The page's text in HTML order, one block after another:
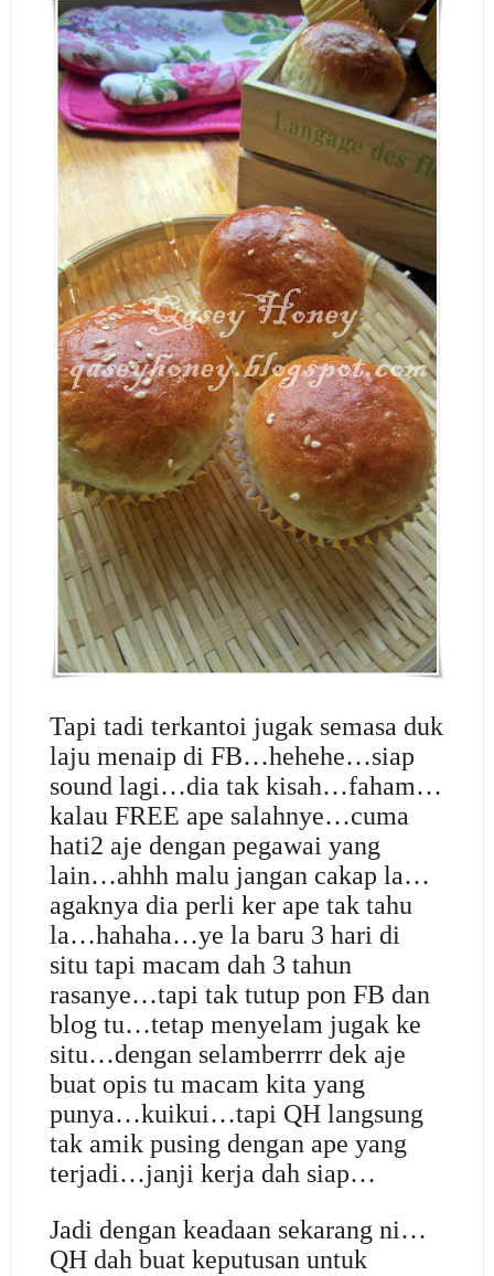
Tapi tadi terkantoi jugak semasa duk
laju menaip di FB…hehehe…siap
sound lagi…dia tak kisah…faham…
kalau FREE ape salahnye…cuma
hati2 aje dengan pegawai yang
lain…ahhh malu jangan cakap la…
agaknya dia perli ker ape tak tahu
la…hahaha…ye la baru 3 hari di
situ tapi macam dah 3 tahun
rasanye…tapi tak tutup pon FB dan
blog tu…tetap menyelam jugak ke
situ…dengan selamberrrr dek aje
buat opis tu macam kita yang
punya…kuikui…tapi QH langsung
tak amik pusing dengan ape yang
terjadi…janji kerja dah siap…
Jadi dengan keadaan sekarang ni…
QH dah buat keputusan untuk